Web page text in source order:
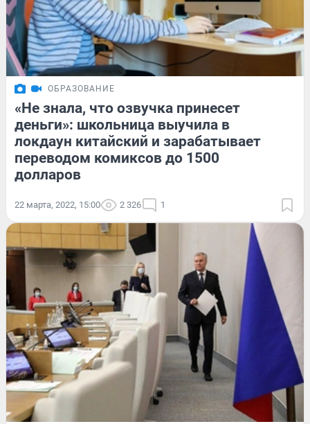
ОБРАЗОВАНИЕ
«Не знала, что озвучка принесет
деньги»: школьница выучила в
локдаун китайский и зарабатывает
переводом комиксов до 1500
долларов
22 марта, 2022, 15:00 2 326 1